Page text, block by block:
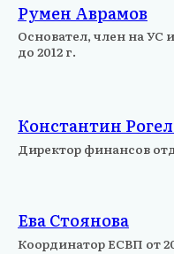
Румен Аврамов
Основател, член на УС
до 2012 г.
Константин
Директор финансов
Ева Стоянова
Координатор ЕСВП от